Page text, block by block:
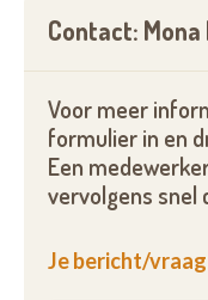
- Sterk in prijs en
Contact: Mona
Voor meer
formulier in en
Een
vervolgens snel
Je bericht/